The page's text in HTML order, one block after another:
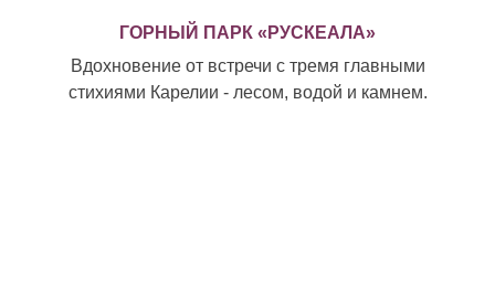
ГОРНЫЙ ПАРК «РУСКЕАЛА»
Вдохновение от встречи с тремя главными
стихиями Карелии - лесом, водой и камнем.